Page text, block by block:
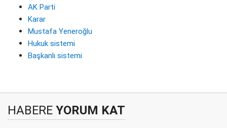
AK Parti
Karar
Mustafa Yeneroğlu
Hukuk sistemi
Başkanlı sistemi
HABERE YORUM KAT